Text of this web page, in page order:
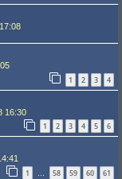
1 2 3 4
16:30
1 2 3 4 5 6
1 … 58 59 60 61